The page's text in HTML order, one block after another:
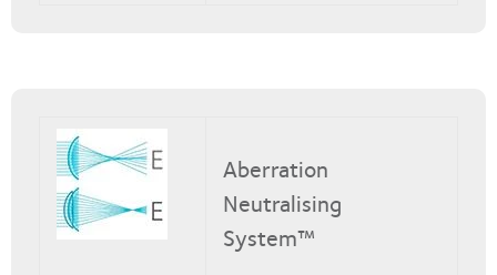
Aberration
Neutralising
System™